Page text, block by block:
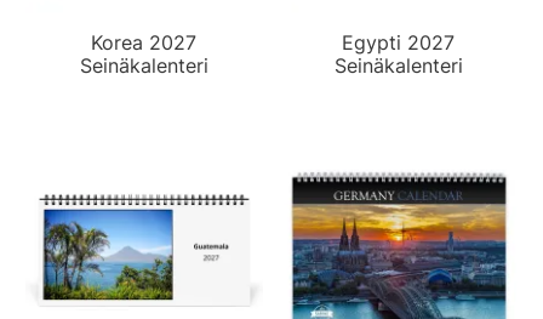
Korea 2027
Seinäkalenteri
Egypti 2027
Seinäkalenteri